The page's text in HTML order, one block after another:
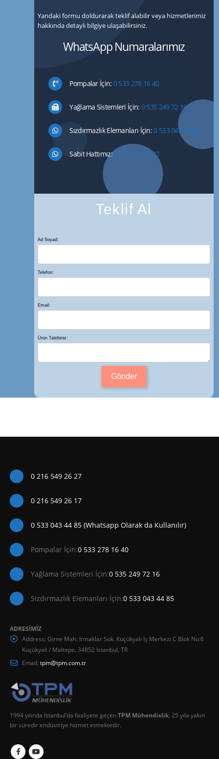
Yandaki formu doldurarak teklif alabilir veya hizmetlerimiz
hakkında detaylı bilgiye ulaşabilirsiniz.
WhatsApp Numaralarımız
Pompalar İçin: 0 533 278 16 40
Yağlama Sistemleri İçin: 0 535 249 72 16
Sızdırmazlık Elemanları İçin:0 533 043 44 85
Sabit Hattımız:0 216 549 26 27
Teklif Al
Ad Soyad:
Telefon:
Email:
Ürün Talebiniz:
Gönder
0 216 549 26 27
0 216 549 26 17
0 533 043 44 85 (Whatsapp Olarak da Kullanılır)
Pompalar İçin:0 533 278 16 40
Yağlama Sistemleri İçin:0 535 249 72 16
Sızdırmazlık Elemanları İçin:0 533 043 44 85
ADRESİMİZ
Address: Girne Mah. Irmaklar Sok. Küçükyalı İş Merkezi C Blok No:6
Küçükyalı / Maltepe, 34852 Istanbul, TR
Email: tpm@tpm.com.tr
1994 yılında İstanbul’da faaliyete geçenTPM Mühendislik , 25 yıla yakın
bir süredir endüstriye hizmet etmektedir.